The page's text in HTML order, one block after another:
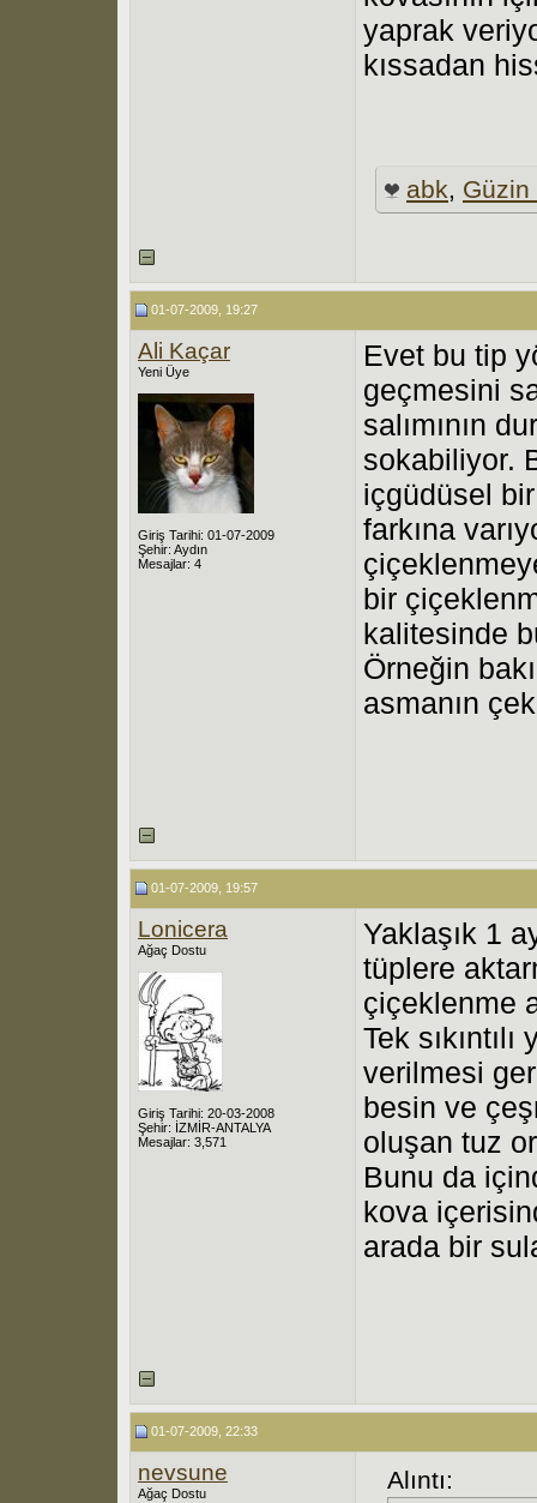
yaprak
kıssadan
abk, Güzin
01-07-2009, 19:27
Ali Kaçar
Yeni Üye
Giriş Tarihi: 01-07-2009
Şehir: Aydın
Mesajlar: 4
Evet bu tip
geçmesini
salımının
sokabiliyor.
içgüdüsel
farkına
bir
kalitesinde
Örneğin
asmanın
01-07-2009, 19:57
Lonicera
Ağaç Dostu
Giriş Tarihi: 20-03-2008
Şehir: İZMİR-ANTALYA
Mesajlar: 3,571
Yaklaşık 1
tüplere
çiçeklenme
Tek
verilmesi
besin ve
oluşan tuz
Bunu da
kova
arada bir
01-07-2009, 22:33
nevsune
Ağaç Dostu Alıntı: